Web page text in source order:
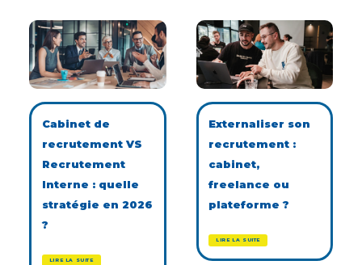
Cabinet de
recrutement VS
Recrutement
Interne : quelle
stratégie en 2026
?
LIRE LA SUITE
Externaliser son
recrutement :
cabinet,
freelance ou
plateforme ?
LIRE LA SUITE